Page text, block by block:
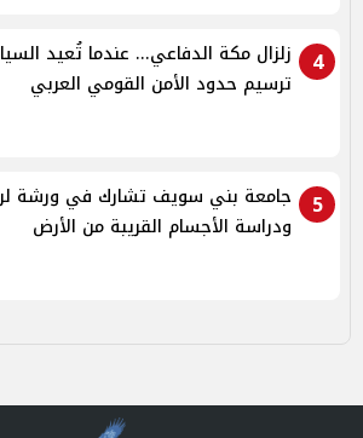
4
زلزال مكة الدفاعي... عندما تُعيد
ترسيم حدود الأمن القومي العربي
5
جامعة بني سويف تشارك في ورشة
ودراسة الأجسام القريبة من الأرض